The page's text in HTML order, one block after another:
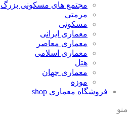
مجتمع های مسکونی بزرگ
مرمتی
مسکونی
معماری ایرانی
معماری معاصر
معماری اسلامی
هتل
معماری جهان
موزه
فروشگاه معماری shop
منو